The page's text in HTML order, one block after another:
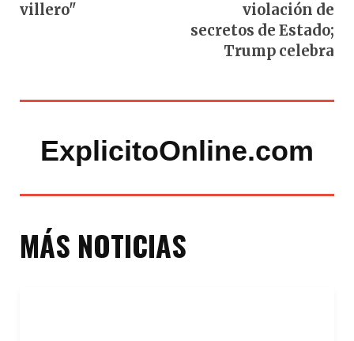
villero"
violación de
secretos de Estado;
Trump celebra
ExplicitoOnline.com
MÁS NOTICIAS